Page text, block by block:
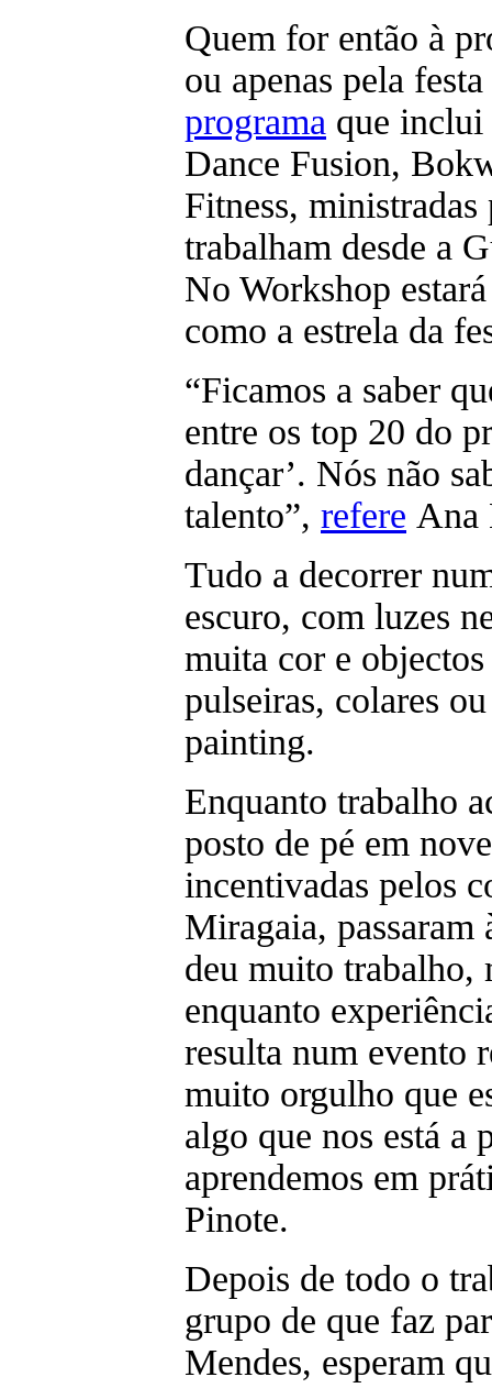
Quem for então à
ou apenas pela
programa que
Dance Fusion,
Fitness,
trabalham desde a
No Workshop
como a estrela da
“Ficamos a saber
entre os top 20 do
dançar’. Nós não
talento”, refere Ana
Tudo a decorrer
escuro, com luzes
muita cor e
pulseiras, colares
painting.
Enquanto trabalho
posto de pé em
incentivadas pelos
Miragaia, passaram
deu muito trabalho,
enquanto
resulta num evento
muito orgulho que
algo que nos está a
aprendemos em
Pinote.
Depois de todo o
grupo de que faz
Mendes, esperam